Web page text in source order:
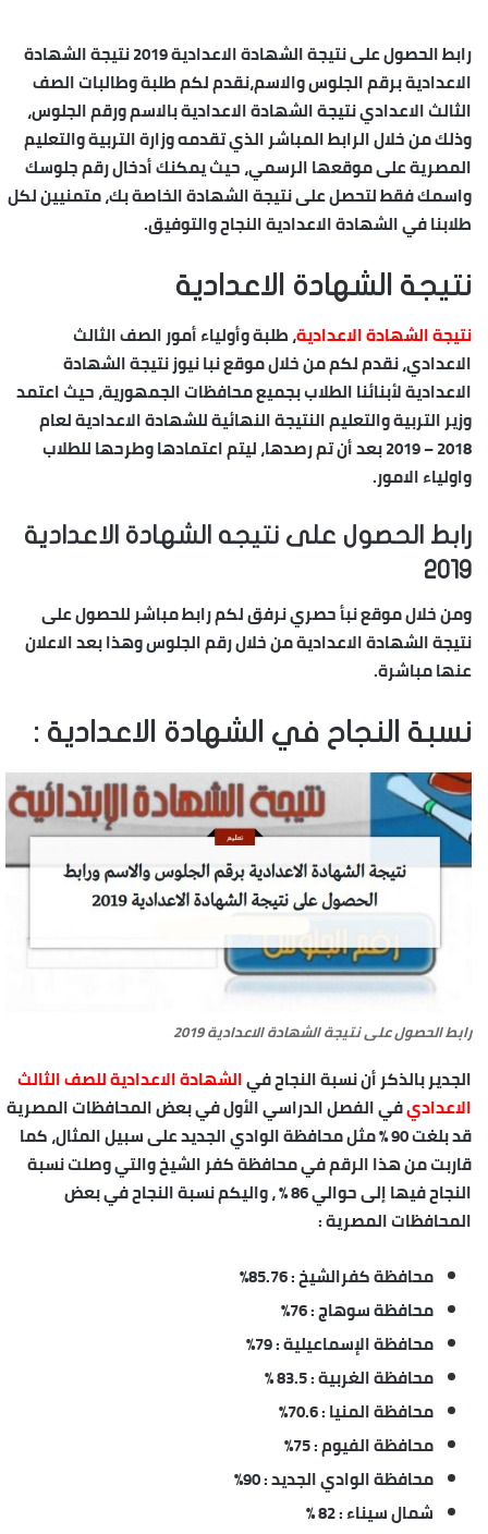
رابط الحصول على نتيجة الشهادة الاعدادية 2019 نتيجة الشهادة
الاعدادية برقم الجلوس والاسم،نقدم لكم طلبة وطالبات الصف
الثالث الاعدادي نتيجة الشهادة الاعدادية بالاسم ورقم الجلوس،
وذلك من خلال الرابط المباشر الذي تقدمه وزارة التربية والتعليم
المصرية على موقعها الرسمي، حيث يمكنك أدخال رقم جلوسك
واسمك فقط لتحصل على نتيجة الشهادة الخاصة بك، متمنيين لكل
طلابنا في الشهادة الاعدادية النجاح والتوفيق.
نتيجة الشهادة الاعدادية
نتيجة الشهادة الاعدادية، طلبة وأولياء أمور الصف الثالث
الاعدادي، نقدم لكم من خلال موقع نبا نيوز نتيجة الشهادة
الاعدادية لأبنائنا الطلاب بجميع محافظات الجمهورية، حيث اعتمد
وزير التربية والتعليم النتيجة النهائية للشهادة الاعدادية لعام
2018 – 2019 بعد أن تم رصدها، ليتم اعتمادها وطرحها للطلاب
واولياء الامور.
رابط الحصول على نتيجه الشهادة الاعدادية
2019
ومن خلال موقع نبأ حصري نرفق لكم رابط مباشر للحصول على
نتيجة الشهادة الاعدادية من خلال رقم الجلوس وهذا بعد الاعلان
عنها مباشرة.
نسبة النجاح في الشهادة الاعدادية :
رابط الحصول على نتيجة الشهادة الاعدادية 2019
الجدير بالذكر أن نسبة النجاح فيالشهادة الاعدادية للصف الثالث
الاعداديفي الفصل الدراسي الأول في بعض المحافظات المصرية
قد بلغت 90 % مثل محافظة الوادي الجديد على سبيل المثال، كما
قاربت من هذا الرقم في محافظة كفر الشيخ والتي وصلت نسبة
النجاح فيها إلى حوالي 86 % ، واليكم نسبة النجاح في بعض
المحافظات المصرية :
محافظة كفرالشيخ : 85.76%
محافظة سوهاج : 76%
محافظة الإسماعيلية : 79%
محافظة الغربية : 83.5 %
محافظة المنيا : 70.6%
محافظة الفيوم : 75%
محافظة الوادي الجديد : 90%
شمال سيناء : 82 %